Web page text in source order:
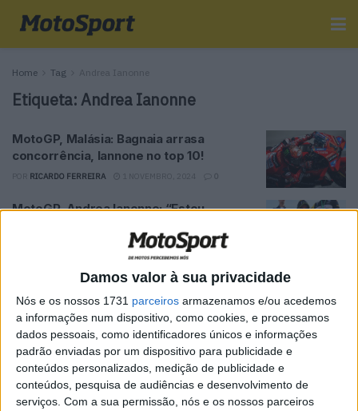
Damos valor à sua privacidade
Nós e os nossos 1731 parceiros armazenamos e/ou acedemos
a informações num dispositivo, como cookies, e processamos
dados pessoais, como identificadores únicos e informações
padrão enviadas por um dispositivo para publicidade e
conteúdos personalizados, medição de publicidade e
conteúdos, pesquisa de audiências e desenvolvimento de
serviços. Com a sua permissão, nós e os nossos parceiros
Home Tag Andrea Ianonne
Etiqueta:Andrea Ianonne
MotoGP, Malásia: Bagnaia arrasa
concorrência, Iannone no top 10!
RICARDO FERREIRA 0
MotoGP, Andrea Ianonne: “Estou
30 OUTUBRO, 2024 0
Tendências Comentários Novidades
MotoGP- Reviravolta com Oliveira na Honda
8 SETEMBRO, 2025
MotoGP: Reviravolta? Miguel Oliveira pode